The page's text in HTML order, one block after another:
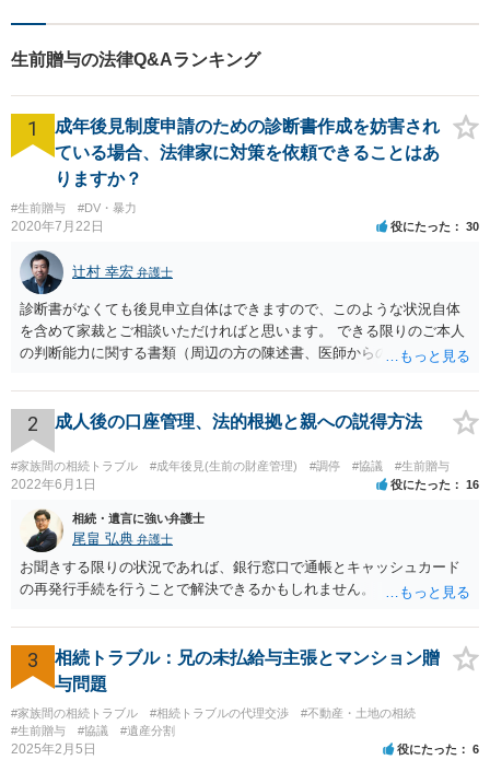
生前贈与の法律Q&Aランキング
1
成年後見制度申請のための診断書作成を妨害され
ている場合、法律家に対策を依頼できることはあ
りますか？
#生前贈与 #DV・暴力
2020年7月22日 役にたった 30
辻村 幸宏 弁護士
診断書がなくても後見申立自体はできますので、このような状況自体
を含めて家裁とご相談いただければと思います。 できる限りのご本人
の判断能力に関する書類（周辺の方の陳述書、医師からの聴取書等）
をしていただければそこから先は進むのではないかと存じます。 ま
た、Aさんの意向を酌みすぎるあまりに後見申立ができない状況にして
いる施設の問題もありますので、当該地域の地域包括支援センターに
ご相談されるのもひとつの方法です。
2 成人後の口座管理、法的根拠と親への説得方法
#家族間の相続トラブル #成年後見(生前の財産管理) #調停 #協議 #生前贈与
2022年6月1日 役にたった 16
相続・遺言に強い弁護士
尾畠 弘典 弁護士
お聞きする限りの状況であれば、銀行窓口で通帳とキャッシュカード
の再発行手続を行うことで解決できるかもしれません。
3
相続トラブル：兄の未払給与主張とマンション贈
与問題
#家族間の相続トラブル #相続トラブルの代理交渉
#不動産・土地の相続
#生前贈与
#協議 #遺産分割
2025年2月5日 役にたった 6